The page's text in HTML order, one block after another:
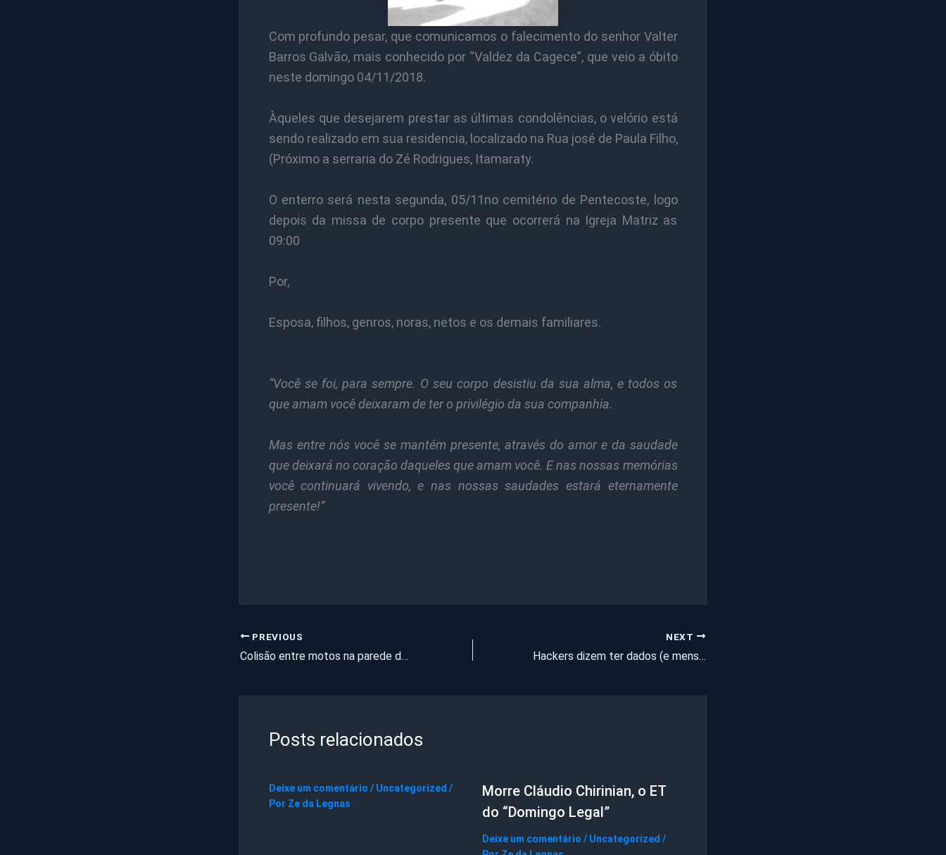
Com profundo pesar, que comunicamos o falecimento do senhor Valter
Barros Galvão, mais conhecido por “Valdez da Cagece”, que veio a óbito
neste domingo 04/11/2018.
Àqueles que desejarem prestar as últimas condolências, o velório está
sendo realizado em sua residencia, localizado na Rua josé de Paula Filho,
(Próximo a serraria do Zé Rodrigues, Itamaraty.
O enterro será nesta segunda, 05/11no cemitério de Pentecoste, logo
depois da missa de corpo presente que ocorrerá na Igreja Matriz as
09:00
Por,
Esposa, filhos, genros, noras, netos e os demais familiares.
“Você se foi, para sempre. O seu corpo desistiu da sua alma, e todos os
que amam você deixaram de ter o privilégio da sua companhia.
Mas entre nós você se mantém presente, através do amor e da saudade
que deixará no coração daqueles que amam você. E nas nossas memórias
você continuará vivendo, e nas nossas saudades estará eternamente
presente!”
PREVIOUS
Colisão entre motos na parede do açude Pereira de Miranda deixa um morto e outro gravemente ferido
NEXT
Hackers dizem ter dados (e mensagens) de 120 milhões de contas do Facebook
Posts relacionados
Deixe um comentário / Uncategorized /
Por Ze da Legnas
Morre Cláudio Chirinian, o ET
do “Domingo Legal”
Deixe um comentário / Uncategorized /